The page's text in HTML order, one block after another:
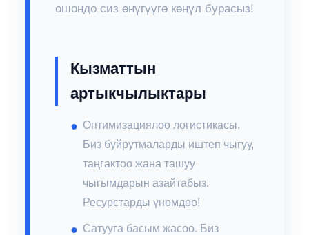
ошондо сиз өнүгүүгө көңүл бурасыз!
Кызматтын
артыкчылыктары
Оптимизациялоо логистикасы.
Биз буйрутмаларды иштеп чыгуу,
таңгактоо жана ташуу
чыгымдарын азайтабыз.
Ресурстарды үнөмдөө!
Сатууга басым жасоо. Биз